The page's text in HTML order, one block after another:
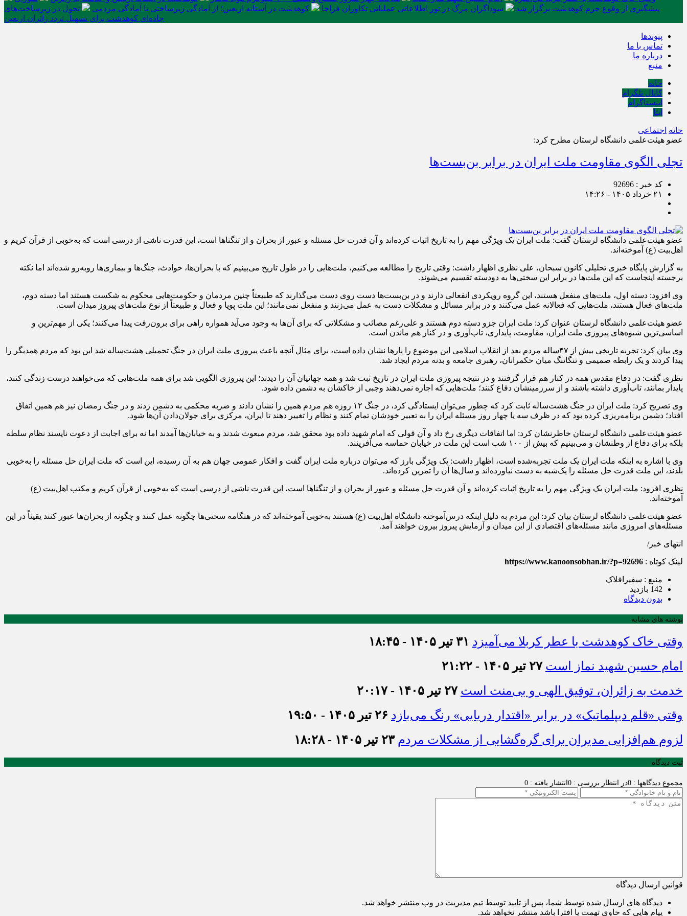
پیشگیری از وقوع جرم کوهدشت برگزار شد
سوداگران مرگ در تور اطلاعاتی عملیاتی تکاوران فراجا کوهدشت در آستانه اربعین؛ از آمادگی زیرساختی تا آمادگی مردمی
تحول در زیرساخت‌های
جاده‌ای کوهدشت برای تسهیل تردد زائران اربعین
پیوندها
تماس با ما
درباره ما
منبع
خانه
کانال تلگرام
اینستاگرام
ایتا
خانه اجتماعی
عضو هیئت‌علمی دانشگاه لرستان مطرح کرد:
تجلی الگوی مقاومت ملت ایران در برابر بن‌بست‌ها
کد خبر : 92696
۲۱ خرداد ۱۴۰۵ - ۱۴:۲۶
عضو هیئت‌علمی دانشگاه لرستان گفت: ملت ایران یک ویژگی مهم را به تاریخ اثبات کرده‌اند و آن قدرت حل مسئله و عبور از بحران و از تنگناها است، این قدرت ناشی از درسی است که به‌خوبی از قرآن کریم و
اهل‌بیت (ع) آموخته‌اند.
به گزارش پایگاه خبری تحلیلی کانون سبحان، علی نظری اظهار داشت: وقتی تاریخ را مطالعه می‌کنیم، ملت‌هایی را در طول تاریخ می‌بینیم که با بحران‌ها، حوادث، جنگ‌ها و بیماری‌ها روبه‌رو شده‌اند اما نکته
برجسته اینجاست که این ملت‌ها در برابر این سختی‌ها به دودسته تقسیم می‌شوند.
وی افزود: دسته اول، ملت‌های منفعل هستند، این گروه رویکردی انفعالی دارند و در بن‌بست‌ها دست روی دست می‌گذارند که طبیعتاً چنین مردمان و حکومت‌هایی محکوم به شکست هستند اما دسته دوم،
ملت‌های فعال هستند، ملت‌هایی که فعالانه عمل می‌کنند و در برابر مسائل و مشکلات دست به عمل می‌زنند و منفعل نمی‌مانند؛ این ملت پویا و فعال و طبیعتاً از نوع ملت‌های پیروز میدان است.
عضو هیئت‌علمی دانشگاه لرستان عنوان کرد: ملت ایران جزو دسته دوم هستند و علی‌رغم مصائب و مشکلاتی که برای آن‌ها به وجود می‌آید همواره راهی برای برون‌رفت پیدا می‌کنند؛ یکی از مهم‌ترین و
اساسی‌ترین شیوه‌های پیروزی ملت ایران، مقاومت، پایداری، تاب‌آوری و در کنار هم ماندن است.
وی بیان کرد: تجربه تاریخی بیش از ۴۷ساله مردم بعد از انقلاب اسلامی این موضوع را بارها نشان داده است، برای مثال آنچه باعث پیروزی ملت ایران در جنگ تحمیلی هشت‌ساله شد این بود که مردم همدیگر را
پیدا کردند و یک رابطه صمیمی و تنگاتنگ میان حکمرانان، رهبری جامعه و بدنه مردم ایجاد شد.
نظری گفت: در دفاع مقدس همه در کنار هم قرار گرفتند و در نتیجه پیروزی ملت ایران در تاریخ ثبت شد و همه جهانیان آن را دیدند؛ این پیروزی الگویی شد برای همه ملت‌هایی که می‌خواهند درست زندگی کنند،
پایدار بمانند، تاب‌آوری داشته باشند و از سرزمینشان دفاع کنند؛ ملت‌هایی که اجازه نمی‌دهند وجبی از خاکشان به دشمن داده شود.
وی تصریح کرد: ملت ایران در جنگ هشت‌ساله ثابت کرد که چطور می‌توان ایستادگی کرد، در جنگ ۱۲ روزه هم مردم همین را نشان دادند و ضربه‌ محکمی به دشمن زدند و در جنگ رمضان نیز هم همین اتفاق
افتاد؛ دشمن برنامه‌ریزی کرده بود که در ظرف سه یا چهار روز مسئله ایران را به تعبیر خودشان تمام کنند و نظام را تغییر دهند تا ایران، مرکزی برای جولان‌دادن آن‌ها شود.
عضو هیئت‌علمی دانشگاه لرستان خاطرنشان کرد: اما اتفاقات دیگری رخ داد و آن قولی که امام شهید داده بود محقق شد، مردم مبعوث شدند و به خیابان‌ها آمدند اما نه برای اجابت از دعوت ناپسند نظام سلطه
بلکه برای دفاع از وطنشان و می‌بینیم که بیش از ۱۰۰ شب است این ملت در خیابان‌ حماسه می‌آفرینند.
وی با اشاره به اینکه ملت ایران یک ملت تجربه‌شده است، اظهار داشت: یک ویژگی بارز که می‌توان درباره ملت ایران گفت و افکار عمومی جهان هم به آن رسیده، این است که ملت ایران حل مسئله را به‌خوبی
بلدند، این ملت قدرت حل مسئله را یک‌شبه به دست نیاورده‌اند و سال‌ها آن را تمرین کرده‌اند.
نظری افزود: ملت ایران یک ویژگی مهم را به تاریخ اثبات کرده‌اند و آن قدرت حل مسئله و عبور از بحران و از تنگناها است، این قدرت ناشی از درسی است که به‌خوبی از قرآن کریم و مکتب اهل‌بیت (ع)
آموخته‌اند.
عضو هیئت‌علمی دانشگاه لرستان بیان کرد: این مردم به دلیل اینکه درس‌آموخته دانشگاه اهل‌بیت (ع) هستند به‌خوبی آموخته‌اند که در هنگامه سختی‌ها چگونه عمل کنند و چگونه از بحران‌ها عبور کنند یقیناً در این
مسئله‌های امروزی مانند مسئله‌‌های اقتصادی از این میدان و آزمایش پیروز بیرون خواهند آمد.
انتهای خبر/
لینک کوتاه : https://www.kanoonsobhan.ir/?p=92696
منبع : سفیرافلاک
142 بازدید
بدون دیدگاه
نوشته های مشابه
وقتی خاک کوهدشت با عطر کربلا می‌آمیزد ۳۱ تیر ۱۴۰۵ - ۱۸:۴۵
امام حسین شهید نماز است ۲۷ تیر ۱۴۰۵ - ۲۱:۲۲
خدمت به زائران، توفیق الهی و بی‌منت است ۲۷ تیر ۱۴۰۵ - ۲۰:۱۷
وقتی «قلم دیپلماتیک» در برابر «اقتدار دریایی» رنگ می‌بازد ۲۶ تیر ۱۴۰۵ - ۱۹:۵۰
لزوم هم‌افزایی مدیران برای گره‌گشایی از مشکلات مردم ۲۳ تیر ۱۴۰۵ - ۱۸:۲۸
ثبت دیدگاه
مجموع دیدگاهها : 0 در انتظار بررسی : 0 انتشار یافته : 0
قوانین ارسال دیدگاه
دیدگاه های ارسال شده توسط شما، پس از تایید توسط تیم مدیریت در وب منتشر خواهد شد.
پیام هایی که حاوی تهمت یا افترا باشد منتشر نخواهد شد.